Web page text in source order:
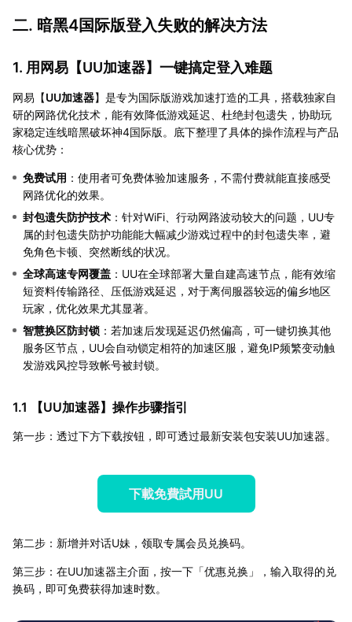
二. 暗黑4国际版登入失败的解决方法
1. 用网易【UU加速器】一键搞定登入难题
网易【UU加速器】是专为国际版游戏加速打造的工具，搭载独家自
研的网路优化技术，能有效降低游戏延迟、杜绝封包遗失，协助玩
家稳定连线暗黑破坏神4国际版。底下整理了具体的操作流程与产品
核心优势：
免费试用 ：使用者可免费体验加速服务，不需付费就能直接感受
网路优化的效果。
封包遗失防护技术 ：针对WiFi、行动网路波动较大的问题，UU专
属的封包遗失防护功能能大幅减少游戏过程中的封包遗失率，避
免角色卡顿、突然断线的状况。
全球高速专网覆盖 ：UU在全球部署大量自建高速节点，能有效缩
短资料传输路径、压低游戏延迟，对于离伺服器较远的偏乡地区
玩家，优化效果尤其显著。
智慧换区防封锁 ：若加速后发现延迟仍然偏高，可一键切换其他
服务区节点，UU会自动锁定相符的加速区服，避免IP频繁变动触
发游戏风控导致帐号被封锁。
1.1 【UU加速器】操作步骤指引
第一步：透过下方下载按钮，即可透过最新安装包安装UU加速器。
下載免費試用UU
第二步：新增并对话U妹，领取专属会员兑换码。
第三步：在UU加速器主介面，按一下「优惠兑换」，输入取得的兑
换码，即可免费获得加速时数。